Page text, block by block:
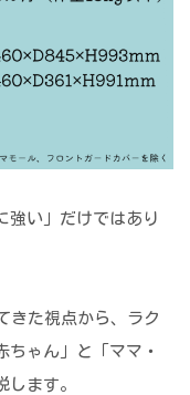
強い」だけではあり
きた視点から、ラク
ちゃん」と「ママ・
ます。